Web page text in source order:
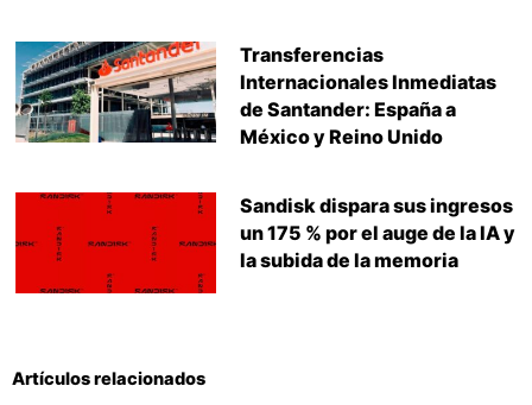
Transferencias
Internacionales Inmediatas
de Santander: España a
México y Reino Unido
Sandisk dispara sus ingresos
un 175 % por el auge de la IA y
la subida de la memoria
Artículos relacionados